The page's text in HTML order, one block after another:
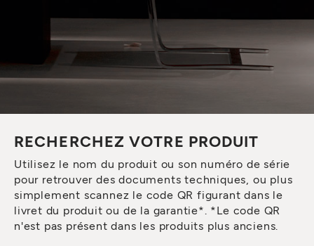
RECHERCHEZ VOTRE PRODUIT
Utilisez le nom du produit ou son numéro de série
pour retrouver des documents techniques, ou plus
simplement scannez le code QR figurant dans le
livret du produit ou de la garantie*. *Le code QR
n'est pas présent dans les produits plus anciens.